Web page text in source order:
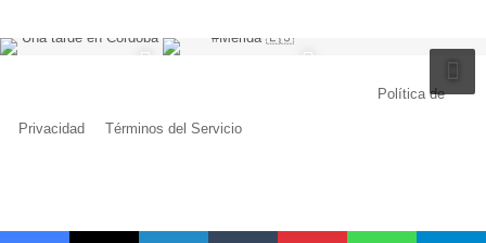
Política de
Privacidad Términos del Servicio
Me